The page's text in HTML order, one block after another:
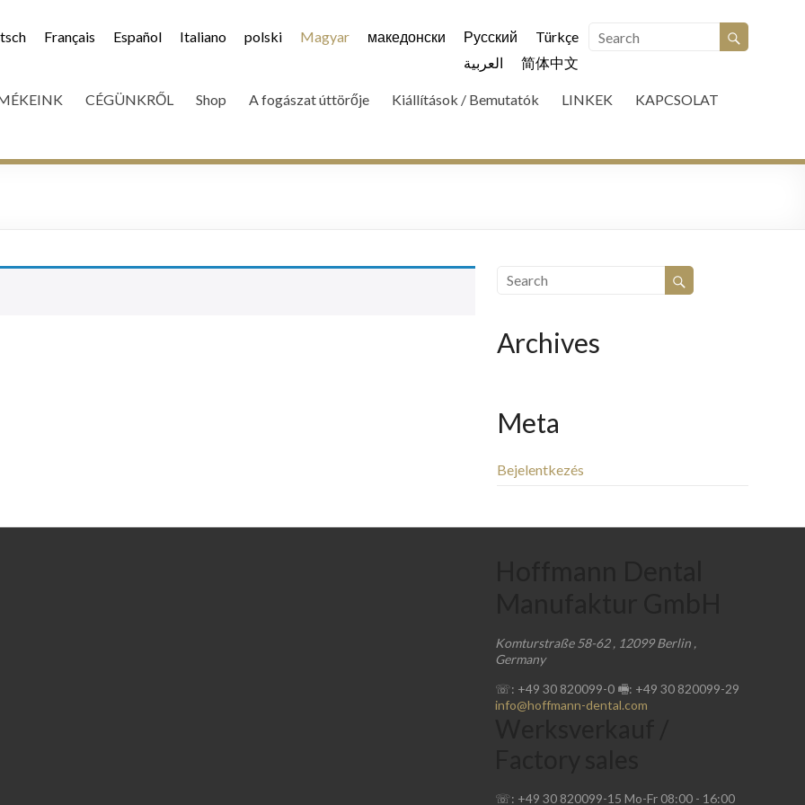
Français Español Italiano polski Magyar македонски Русский
Türkçe
العربية
简体中文
CÉGÜNKRŐL Shop A fogászat úttörője Kiállítások / Bemutatók LINKEK KAPCSOLAT
Archives
Meta
Bejelentkezés
Komturstraße 58-62, 12099 Berlin ,
Germany
☏: +49 30 820099-0 🖷: +49 30 820099-29
info@hoffmann-dental.com
☏: +49 30 820099-15 Mo-Fr 08:00 - 16:00